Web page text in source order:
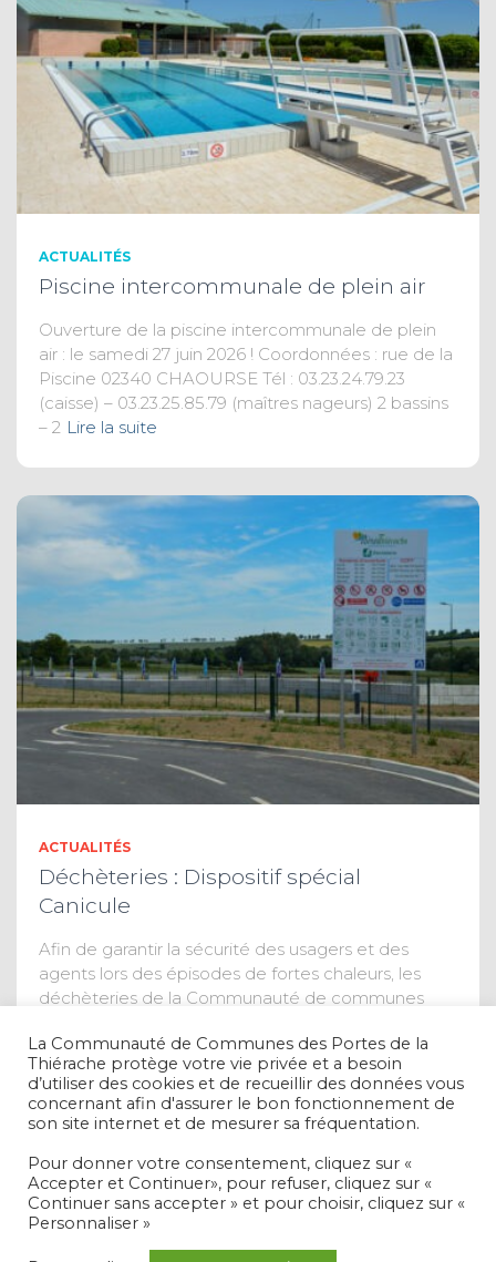
ACTUALITÉS
Piscine intercommunale de plein air
Ouverture de la piscine intercommunale de plein
air : le samedi 27 juin 2026 ! Coordonnées : rue de la
Piscine 02340 CHAOURSE Tél : 03.23.24.79.23
(caisse) – 03.23.25.85.79 (maîtres nageurs) 2 bassins
– 2 Lire la suite
ACTUALITÉS
Déchèteries : Dispositif spécial
Canicule
Afin de garantir la sécurité des usagers et des
agents lors des épisodes de fortes chaleurs, les
déchèteries de la Communauté de communes
d’ouverture en cas d’alerte canicule. Les
déchèteries seront Lire la suite
La Communauté de Communes des Portes de la
Thiérache protège votre vie privée et a besoin
d’utiliser des cookies et de recueillir des données vous
concernant afin d'assurer le bon fonctionnement de
son site internet et de mesurer sa fréquentation.
Pour donner votre consentement, cliquez sur «
Accepter et Continuer», pour refuser, cliquez sur «
Continuer sans accepter » et pour choisir, cliquez sur «
Personnaliser »